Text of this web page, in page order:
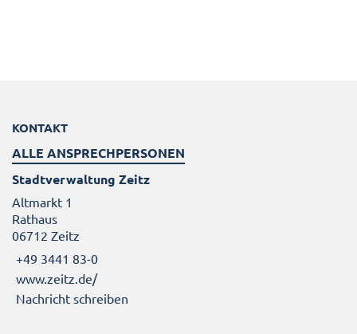
KONTAKT
ALLE ANSPRECHPERSONEN
Stadtverwaltung Zeitz
Altmarkt 1
Rathaus
06712 Zeitz
+49 3441 83-0
www.zeitz.de/
Nachricht schreiben